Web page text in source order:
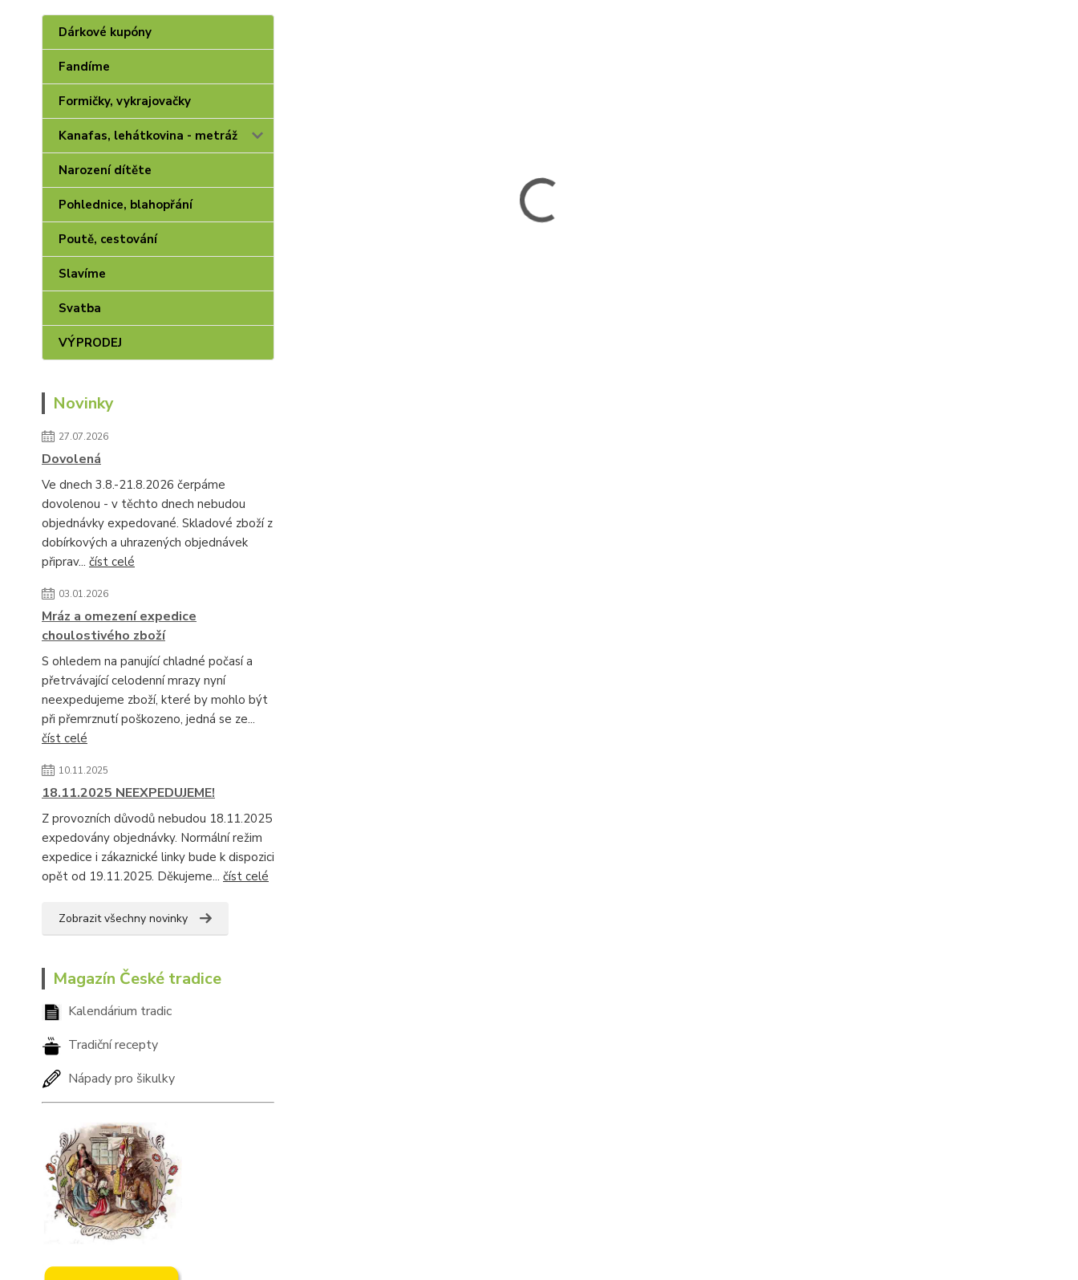
Dárkové kupóny
Fandíme
Formičky, vykrajovačky
Kanafas, lehátkovina - metráž
Narození dítěte
Pohlednice, blahopřání
Poutě, cestování
Slavíme
Svatba
VÝPRODEJ
Novinky
27.07.2026
Dovolená
Ve dnech 3.8.-21.8.2026 čerpáme
dovolenou - v těchto dnech nebudou
objednávky expedované. Skladové zboží z
dobírkových a uhrazených objednávek
připrav... číst celé
03.01.2026
Mráz a omezení expedice
choulostivého zboží
S ohledem na panující chladné počasí a
přetrvávající celodenní mrazy nyní
neexpedujeme zboží, které by mohlo být
při přemrznutí poškozeno, jedná se ze...
číst celé
10.11.2025
18.11.2025 NEEXPEDUJEME!
Z provozních důvodů nebudou 18.11.2025
expedovány objednávky. Normální režim
expedice i zákaznické linky bude k dispozici
opět od 19.11.2025. Děkujeme... číst celé
Zobrazit všechny novinky
Magazín České tradice
Kalendárium tradic
Tradiční recepty
Nápady pro šikulky